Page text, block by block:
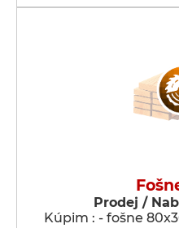
Prodej /
Kúpim : - fošne